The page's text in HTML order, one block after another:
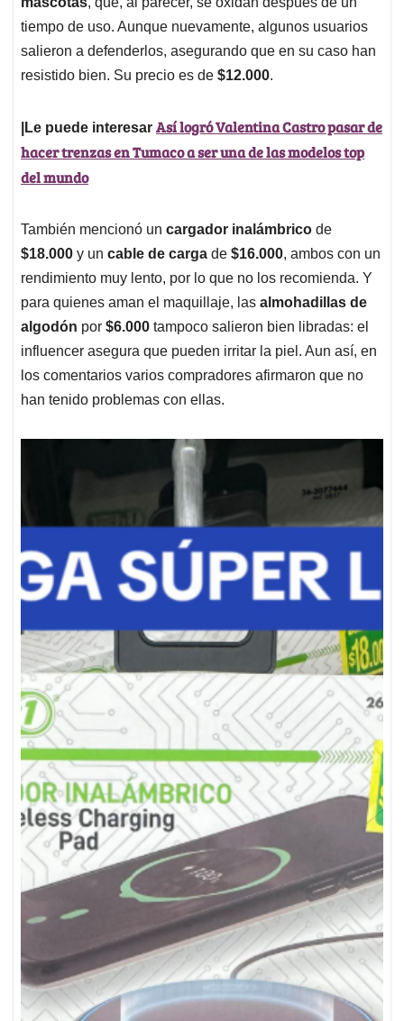
tiempo de uso. Aunque nuevamente, algunos usuarios
salieron a defenderlos, asegurando que en su caso han
resistido bien. Su precio es de $12.000.
|Le puede interesar Así logró Valentina Castro pasar de
hacer trenzas en Tumaco a ser una de las modelos top
del mundo
También mencionó un cargador inalámbrico de
$18.000 y un cable de carga de $16.000, ambos con un
rendimiento muy lento, por lo que no los recomienda. Y
para quienes aman el maquillaje, las almohadillas de
algodón por $6.000 tampoco salieron bien libradas: el
influencer asegura que pueden irritar la piel. Aun así, en
los comentarios varios compradores afirmaron que no
han tenido problemas con ellas.